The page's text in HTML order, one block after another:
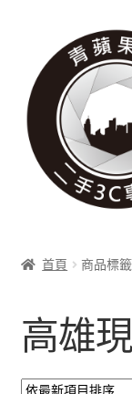
導
覽
列
主
要
內
容
收購項目
科技新消息
首頁 商品標
高雄